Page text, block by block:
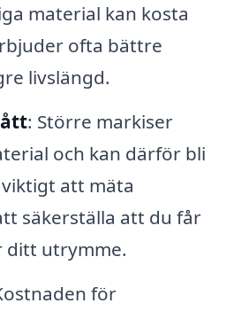
material kan kosta
ofta bättre
livslängd.
: Större markiser
och kan därför bli
att mäta
säkerställa att du får
ditt utrymme.
för